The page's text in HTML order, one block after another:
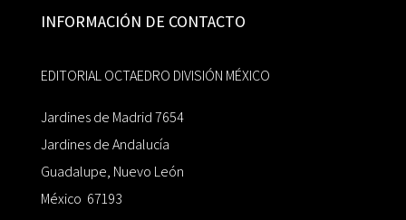
INFORMACIÓN DE CONTACTO
EDITORIAL OCTAEDRO DIVISIÓN MÉXICO
Jardines de Madrid 7654
Jardines de Andalucía
Guadalupe, Nuevo León
México 67193